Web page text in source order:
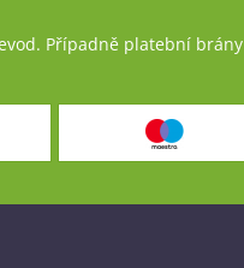
Případně platební brány